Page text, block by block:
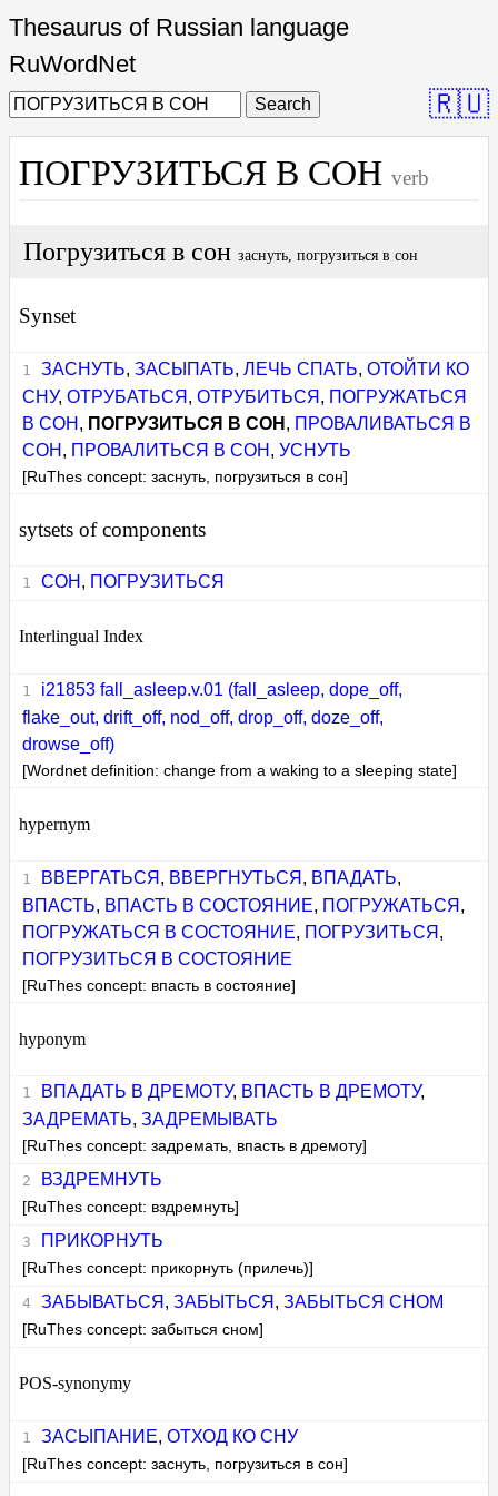
Thesaurus of Russian language
RuWordNet
Search 🇷🇺
ПОГРУЗИТЬСЯ В СОН verb
Погрузиться в сон заснуть, погрузиться в сон
Synset
ЗАСНУТЬ, ЗАСЫПАТЬ, ЛЕЧЬ СПАТЬ, ОТОЙТИ КО
СНУ,ОТРУБАТЬСЯ ,ОТРУБИТЬСЯ , ПОГРУЖАТЬСЯ
В СОН , ПОГРУЗИТЬСЯ В СОН , ПРОВАЛИВАТЬСЯ В
СОН , ПРОВАЛИТЬСЯ В СОН ,УСНУТЬ
[RuThes concept: заснуть, погрузиться в сон]
sytsets of components
СОН , ПОГРУЗИТЬСЯ
Interlingual Index
i21853 fall_asleep.v.01 (fall_asleep, dope_off,
flake_out, drift_off, nod_off, drop_off, doze_off,
drowse_off)
[Wordnet definition: change from a waking to a sleeping state]
hypernym
ВВЕРГАТЬСЯ , ВВЕРГНУТЬСЯ , ВПАДАТЬ,
ВПАСТЬ, ВПАСТЬ В СОСТОЯНИЕ, ПОГРУЖАТЬСЯ ,
ПОГРУЖАТЬСЯ В СОСТОЯНИЕ, ПОГРУЗИТЬСЯ ,
ПОГРУЗИТЬСЯ В СОСТОЯНИЕ
[RuThes concept: впасть в состояние]
hyponym
ВПАДАТЬ В ДРЕМОТУ, ВПАСТЬ В ДРЕМОТУ,
ЗАДРЕМАТЬ,ЗАДРЕМЫВАТЬ
[RuThes concept: задремать, впасть в дремоту]
ВЗДРЕМНУТЬ
[RuThes concept: вздремнуть]
ПРИКОРНУТЬ
[RuThes concept: прикорнуть (прилечь)]
ЗАБЫВАТЬСЯ , ЗАБЫТЬСЯ , ЗАБЫТЬСЯ СНОМ
[RuThes concept: забыться сном]
POS-synonymy
ЗАСЫПАНИЕ, ОТХОД КО СНУ
[RuThes concept: заснуть, погрузиться в сон]